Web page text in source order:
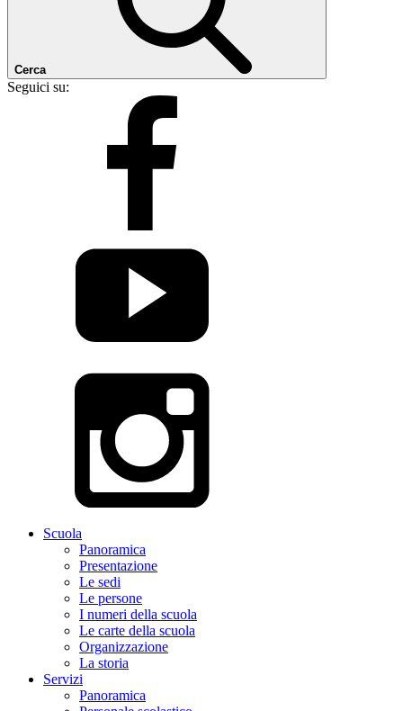
Cerca
Seguici su:
Scuola
Panoramica
Presentazione
Le sedi
Le persone
I numeri della scuola
Le carte della scuola
Organizzazione
La storia
Servizi
Panoramica